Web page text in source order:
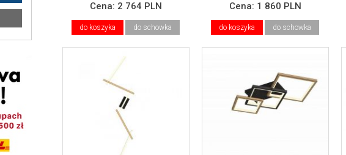
Cena: 2 764 PLN
do koszyka do schowka
Cena: 1 860 PLN
do koszyka do schowka